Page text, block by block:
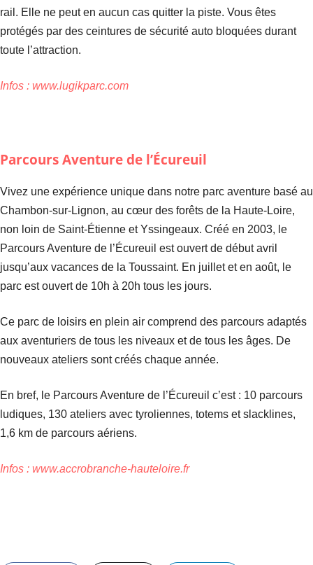
rail. Elle ne peut en aucun cas quitter la piste. Vous êtes
protégés par des ceintures de sécurité auto bloquées durant
toute l’attraction.
Infos : www.lugikparc.com
Parcours Aventure de l’Écureuil
Vivez une expérience unique dans notre parc aventure basé au
Chambon-sur-Lignon, au cœur des forêts de la Haute-Loire,
non loin de Saint-Étienne et Yssingeaux. Créé en 2003, le
Parcours Aventure de l’Écureuil est ouvert de début avril
jusqu’aux vacances de la Toussaint. En juillet et en août, le
parc est ouvert de 10h à 20h tous les jours.
Ce parc de loisirs en plein air comprend des parcours adaptés
aux aventuriers de tous les niveaux et de tous les âges. De
nouveaux ateliers sont créés chaque année.
En bref, le Parcours Aventure de l’Écureuil c’est : 10 parcours
ludiques, 130 ateliers avec tyroliennes, totems et slacklines,
1,6 km de parcours aériens.
Infos : www.accrobranche-hauteloire.fr